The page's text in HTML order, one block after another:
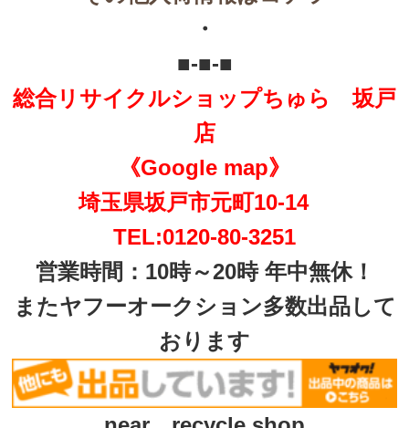
・
■-■-■
総合リサイクルショップちゅら 坂戸
店
《Google map》
埼玉県坂戸市元町10-14
TEL:0120-80-3251
営業時間：10時～20時 年中無休！
またヤフーオークション多数出品して
おります